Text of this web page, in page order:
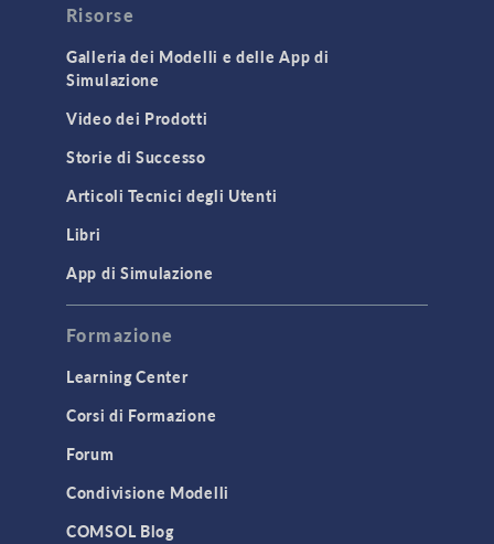
Risorse
Galleria dei Modelli e delle App di
Simulazione
Video dei Prodotti
Storie di Successo
Articoli Tecnici degli Utenti
Libri
App di Simulazione
Formazione
Learning Center
Corsi di Formazione
Forum
Condivisione Modelli
COMSOL Blog